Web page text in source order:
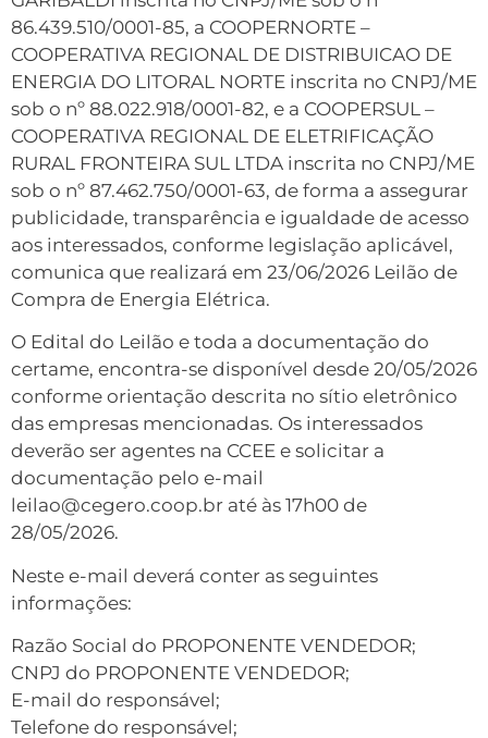
86.439.510/0001-85, a COOPERNORTE –
COOPERATIVA REGIONAL DE DISTRIBUICAO DE
ENERGIA DO LITORAL NORTE inscrita no CNPJ/ME
sob o nº 88.022.918/0001-82, e a COOPERSUL –
COOPERATIVA REGIONAL DE ELETRIFICAÇÃO
RURAL FRONTEIRA SUL LTDA inscrita no CNPJ/ME
sob o nº 87.462.750/0001-63, de forma a assegurar
publicidade, transparência e igualdade de acesso
aos interessados, conforme legislação aplicável,
comunica que realizará em 23/06/2026 Leilão de
Compra de Energia Elétrica.
O Edital do Leilão e toda a documentação do
certame, encontra-se disponível desde 20/05/2026
conforme orientação descrita no sítio eletrônico
das empresas mencionadas. Os interessados
deverão ser agentes na CCEE e solicitar a
documentação pelo e-mail
leilao@cegero.coop.br até às 17h00 de
28/05/2026.
Neste e-mail deverá conter as seguintes
informações:
Razão Social do PROPONENTE VENDEDOR;
CNPJ do PROPONENTE VENDEDOR;
E-mail do responsável;
Telefone do responsável;